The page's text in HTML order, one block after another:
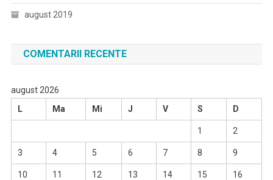
august 2019
COMENTARII RECENTE
august 2026
L
Ma Mi J V S D
1 2
3 4 5 6 7 8 9
10 11 12 13 14 15 16